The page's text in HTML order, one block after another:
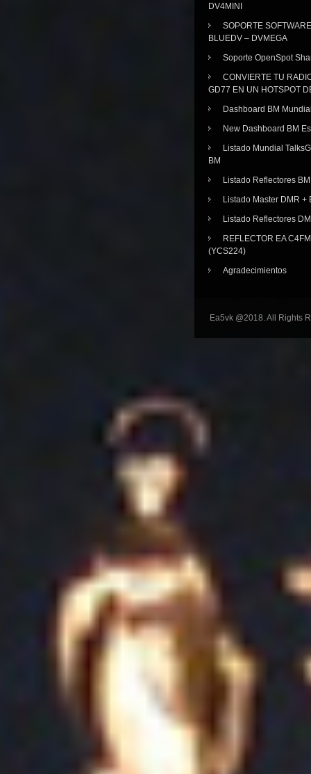
DV4MINI
SOPORTE SOFTWARE
BLUEDV – DVMEGA
Soporte OpenSpot
CONVIERTE TU
GD77 EN UN HOTSPOT
Dashboard BM
New Dashboard BM
Listado Mundial
BM
Listado Reflectores BM
Listado Master DMR +
Listado Reflectores
REFLECTOR EA
(YCS224)
Agradecimientos
Ea5vk @2018. All Rights